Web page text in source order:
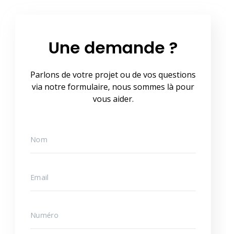
Une demande ?
Parlons de votre projet ou de vos questions
via notre formulaire, nous sommes là pour
vous aider.